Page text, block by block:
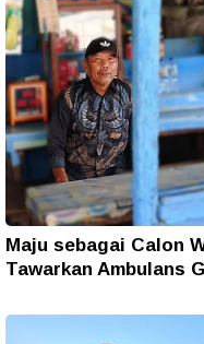
Maju sebagai Calon
Tawarkan Ambulans